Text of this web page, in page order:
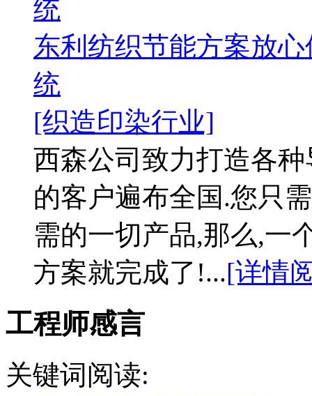
统
东利纺织节能方案放
统
[织造印染行业]
西森公司致力打造各
的客户遍布全国.您只
需的一切产品,那么,一
方案就完成了!...[详情
工程师感言
关键词阅读: